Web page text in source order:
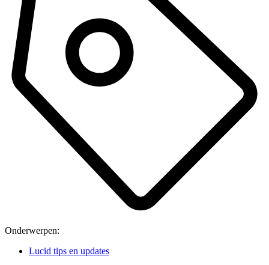
Onderwerpen:
Lucid tips en updates